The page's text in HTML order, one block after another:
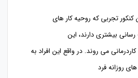
کنکور تجربی که روحیه کار های
بیشتری دارند، این
می روند. در واقع این افراد به
روزانه فرد